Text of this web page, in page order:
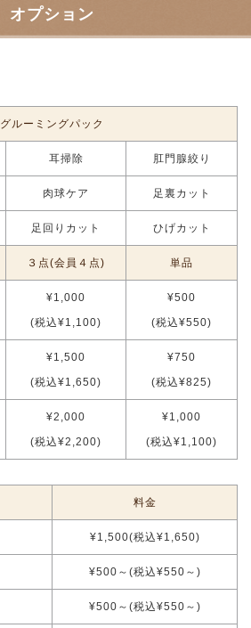
オプション
グルーミングパック
耳掃除 肛門腺絞り
肉球ケア 足裏カット
足回りカット ひげカット
３点(会員４点) 単品
¥1,000
(税込¥1,100)
¥500
(税込¥550)
¥1,500
(税込¥1,650)
¥750
(税込¥825)
¥2,000
(税込¥2,200)
¥1,000
(税込¥1,100)
料金
¥1,500(税込¥1,650)
¥500～(税込¥550～)
¥500～(税込¥550～)